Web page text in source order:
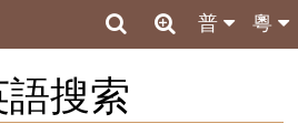
粵
普
搜索